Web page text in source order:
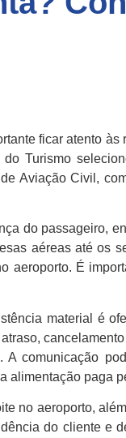
ficar atento
Turismo
Aviação Civil,
do passageiro,
aéreas até os
aeroporto. É
material é
comunicação
alimentação paga
no aeroporto,
do cliente e